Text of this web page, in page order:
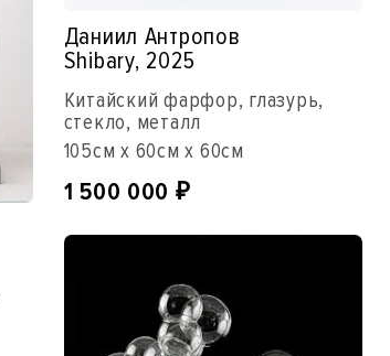
Даниил Антропов
Shibary, 2025
Китайский фарфор, глазурь,
стекло, металл
105см x 60см x 60см
1 500 000 ₽